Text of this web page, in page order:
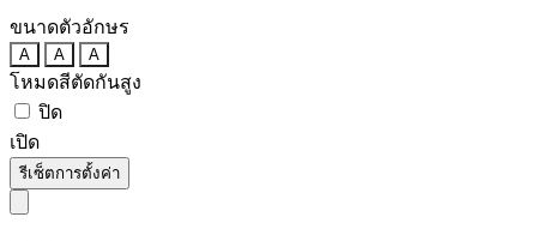
ขนาดตัวอักษร
A A A
โหมดสีตัดกันสูง
ปิด
เปิด
รีเซ็ตการตั้งค่า